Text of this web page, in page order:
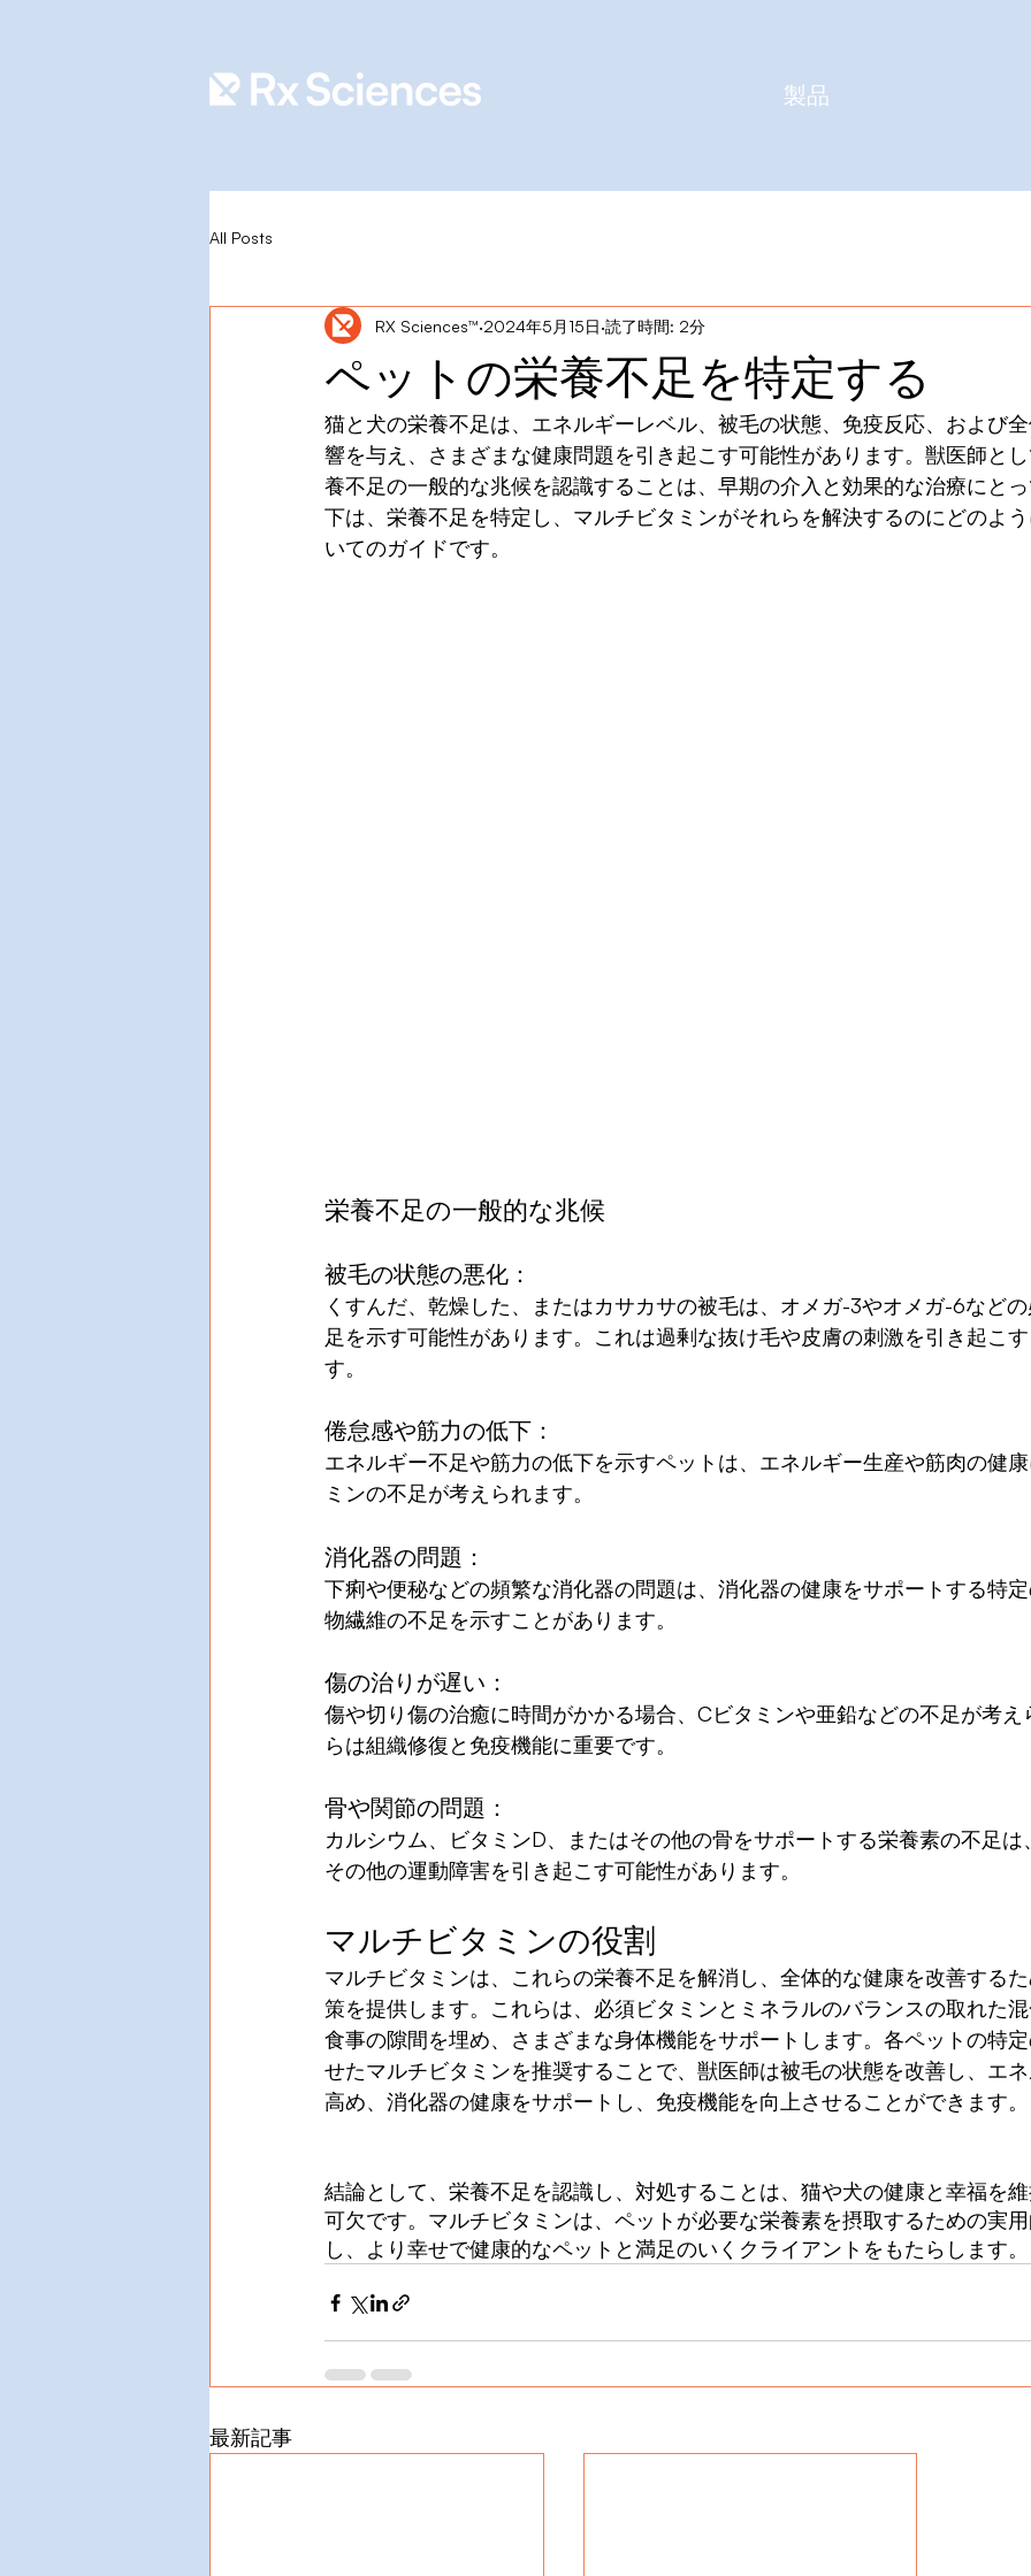
製品
All Posts
ペットの栄養不足を特定する
RX Sciences™ 2024年5月15日 読了時間: 2分
猫と犬の栄養不足は、エネルギーレベル、被毛の状態、免疫反応、および
響を与え、さまざまな健康問題を引き起こす可能性があります。獣医師と
養不足の一般的な兆候を認識することは、早期の介入と効果的な治療にと
下は、栄養不足を特定し、マルチビタミンがそれらを解決するのにどのよ
いてのガイドです。
栄養不足の一般的な兆候
被毛の状態の悪化：
くすんだ、乾燥した、またはカサカサの被毛は、オメガ-3やオメガ-6など
足を示す可能性があります。これは過剰な抜け毛や皮膚の刺激を引き起こ
す。
倦怠感や筋力の低下：
エネルギー不足や筋力の低下を示すペットは、エネルギー生産や筋肉の健
ミンの不足が考えられます。
消化器の問題：
下痢や便秘などの頻繁な消化器の問題は、消化器の健康をサポートする特
物繊維の不足を示すことがあります。
傷の治りが遅い：
傷や切り傷の治癒に時間がかかる場合、Cビタミンや亜鉛などの不足が考え
らは組織修復と免疫機能に重要です。
骨や関節の問題：
カルシウム、ビタミンD、またはその他の骨をサポートする栄養素の不足は
その他の運動障害を引き起こす可能性があります。
マルチビタミンの役割
マルチビタミンは、これらの栄養不足を解消し、全体的な健康を改善する
策を提供します。これらは、必須ビタミンとミネラルのバランスの取れた混
食事の隙間を埋め、さまざまな身体機能をサポートします。各ペットの特
せたマルチビタミンを推奨することで、獣医師は被毛の状態を改善し、エ
高め、消化器の健康をサポートし、免疫機能を向上させることができます。
結論として、栄養不足を認識し、対処することは、猫や犬の健康と幸福を
可欠です。マルチビタミンは、ペットが必要な栄養素を摂取するための実
し、より幸せで健康的なペットと満足のいくクライアントをもたらします。
最新記事